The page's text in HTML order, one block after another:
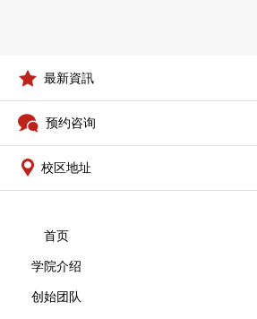
最新資訊
预约咨询
校区地址
首页
学院介绍
创始团队